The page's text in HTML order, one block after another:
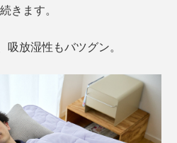
きます。
放湿性もバツグン。